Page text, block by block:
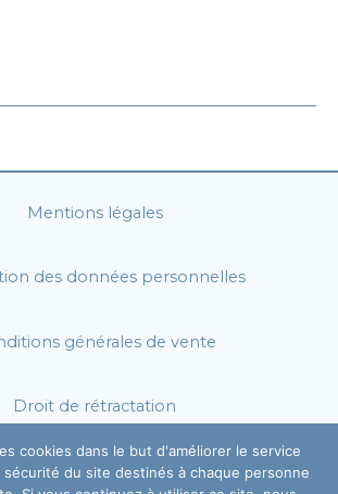
Mentions légales
des données personnelles
générales de vente
Droit de rétractation
cookies dans le but d'améliorer le service
sécurité du site destinés à chaque personne